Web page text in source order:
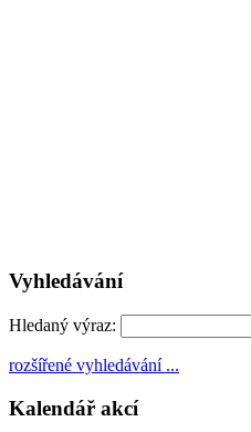
Vyhledávání
Hledaný výraz:
rozšířené vyhledávání ...
Kalendář akcí